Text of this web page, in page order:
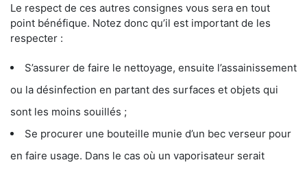
Le respect de ces autres consignes vous sera en tout
point bénéfique. Notez donc qu’il est important de les
respecter :
S’assurer de faire le nettoyage, ensuite l’assainissement
ou la désinfection en partant des surfaces et objets qui
sont les moins souillés ;
Se procurer une bouteille munie d’un bec verseur pour
en faire usage. Dans le cas où un vaporisateur serait